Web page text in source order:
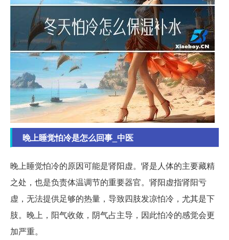
晚上睡觉怕冷是怎么回事_中医
晚上睡觉怕冷的原因可能是肾阳虚。肾是人体的主要藏精
之处，也是负责体温调节的重要器官。肾阳虚指肾阳亏
虚，无法提供足够的热量，导致四肢发凉怕冷，尤其是下
肢。晚上，阳气收敛，阴气占主导，因此怕冷的感觉会更
加严重。